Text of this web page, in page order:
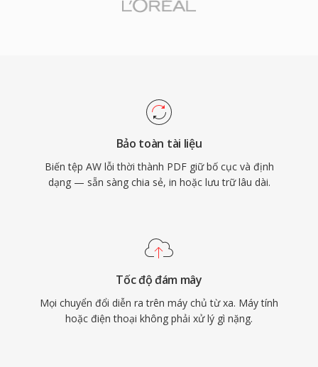
Bảo toàn tài liệu
Biến tệp AW lỗi thời thành PDF giữ bố cục và định
dạng — sẵn sàng chia sẻ, in hoặc lưu trữ lâu dài.
Tốc độ đám mây
Mọi chuyển đổi diễn ra trên máy chủ từ xa. Máy tính
hoặc điện thoại không phải xử lý gì nặng.